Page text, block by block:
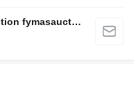
Fymas Auctions ApS – visit the auction fymasauctions.dk